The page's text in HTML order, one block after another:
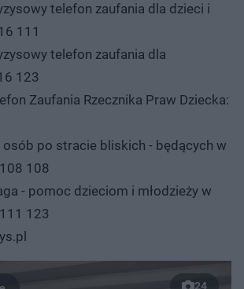
telefon zaufania dla dzieci i
111
telefon zaufania dla
123
Zaufania Rzecznika Praw Dziecka:
po stracie bliskich - będących w
108
- pomoc dzieciom i młodzieży w
123
24